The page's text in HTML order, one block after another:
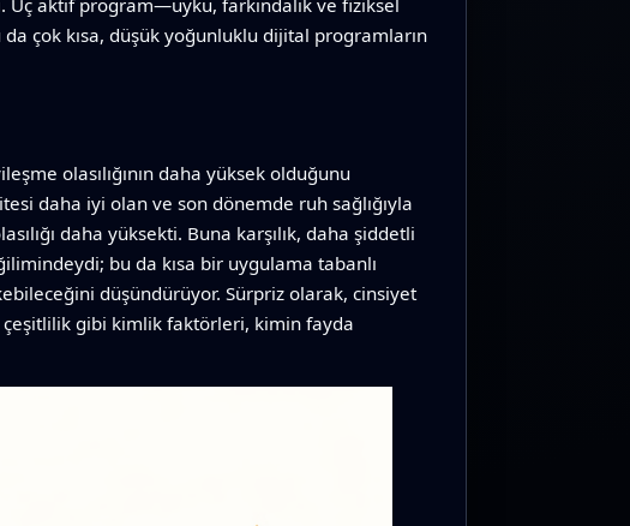
çok kısa, düşük yoğunluklu dijital programların
olasılığının daha yüksek olduğunu
daha iyi olan ve son dönemde ruh sağlığıyla
daha yüksekti. Buna karşılık, daha şiddetli
bu da kısa bir uygulama tabanlı
düşündürüyor. Sürpriz olarak, cinsiyet
gibi kimlik faktörleri, kimin fayda